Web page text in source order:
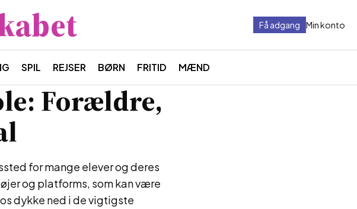
Min konto
Få adgang
SPIL REJSER BØRN FRITID MÆND
Forældre,
for mange elever og deres
og platforms, som kan være
dykke ned i de vigtigste